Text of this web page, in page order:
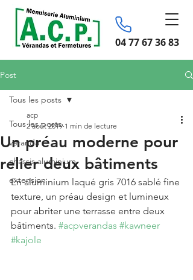
04 77 67 36 83
Post
Tous les posts
véranda
chassis aluminium
extension
Tous les posts
Un préau moderne pour
relier deux bâtiments
acp
2 août 2019 1 min de lecture
En aluminium laqué gris 7016 sablé fine
texture, un préau design et lumineux
pour abriter une terrasse entre deux
bâtiments. #acpverandas #kawneer
#kajole